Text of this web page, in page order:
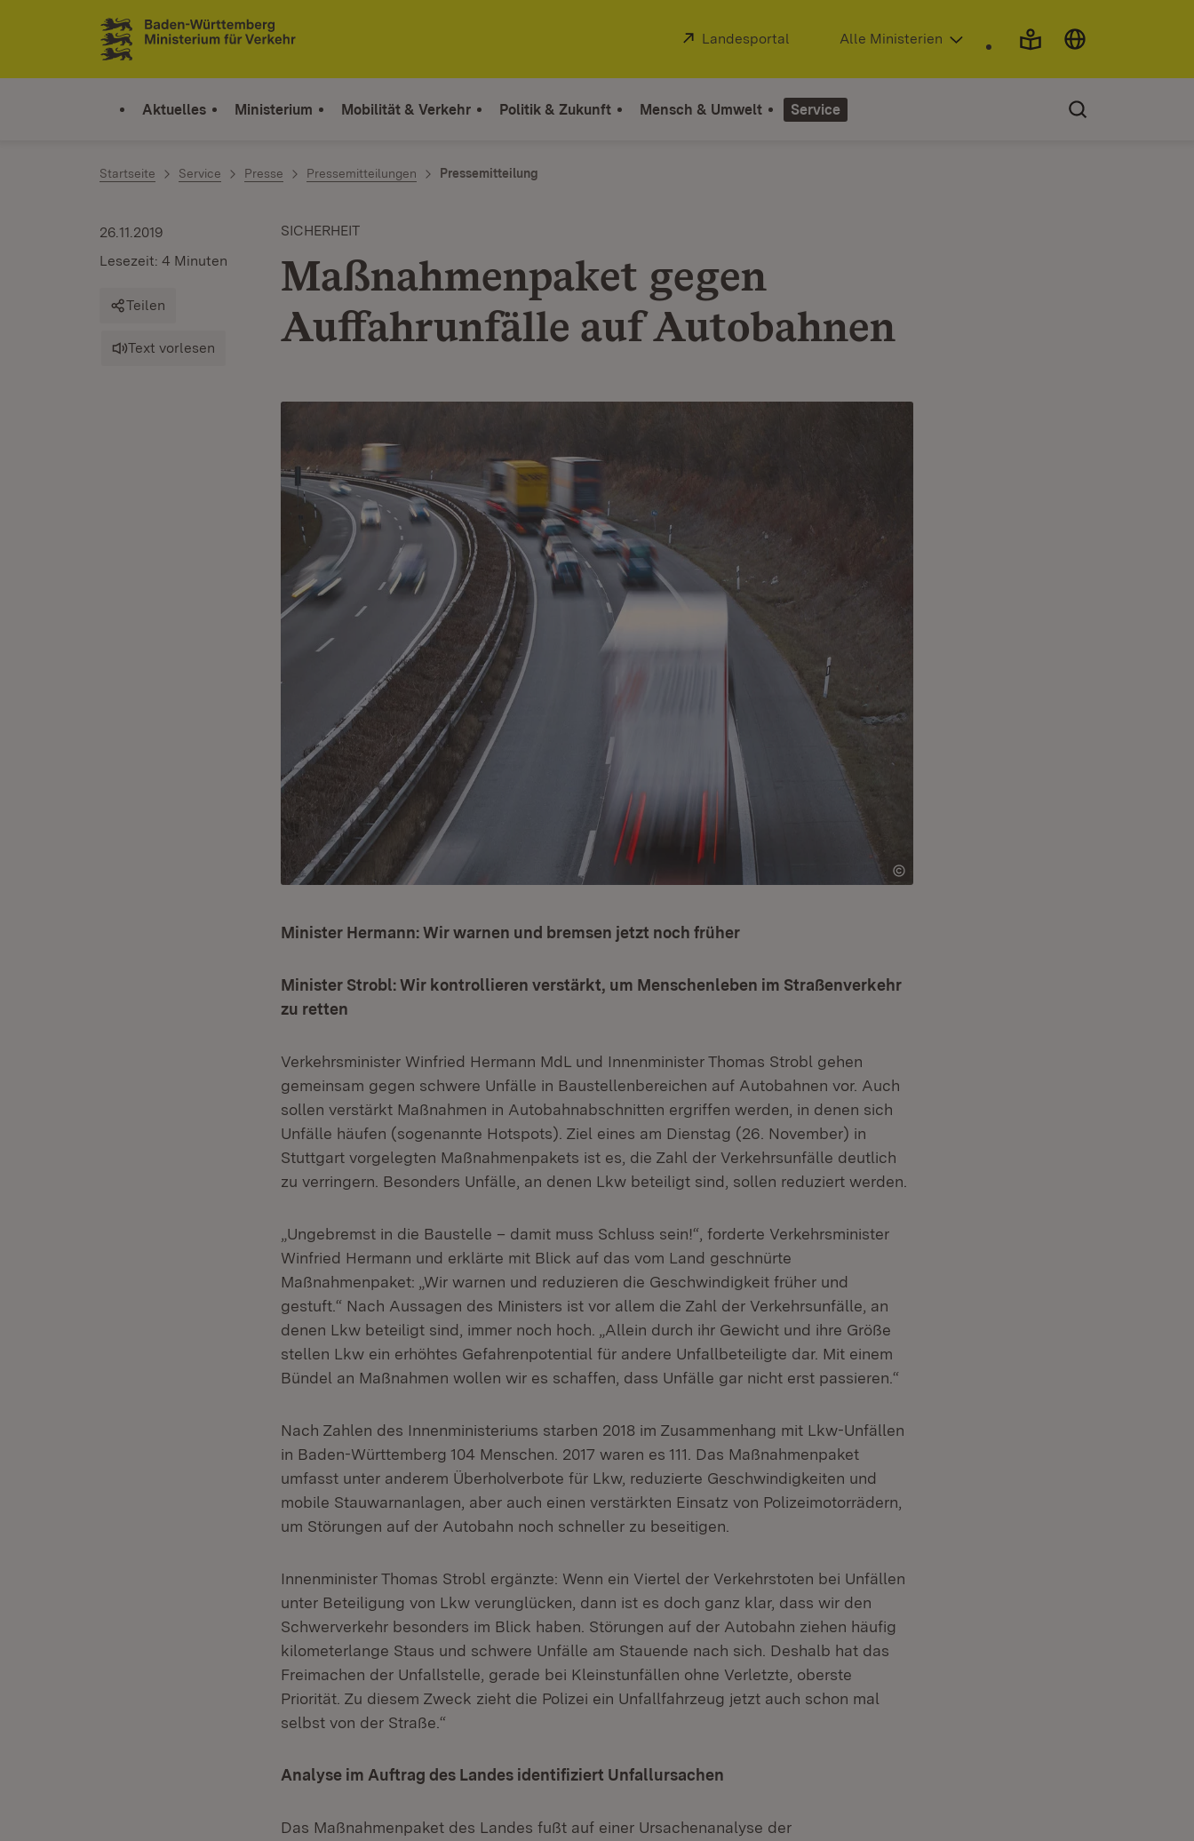
Zum Inhalt springen
Link zur Startseite
Extern:
Landesportal (Öffnet in neuem Fenster)
Alle Ministerien
Aktuelles Ministerium Mobilität & Verkehr Politik & Zukunft Mensch & Umwelt Service
Startseite Service Presse Pressemitteilungen Pressemitteilung
SICHERHEIT
Maßnahmenpaket gegen
Auffahrunfälle auf Autobahnen
26.11.2019
Lesezeit: 4 Minuten
Teilen
Text vorlesen
Minister Hermann: Wir warnen und bremsen jetzt noch früher
Minister Strobl: Wir kontrollieren verstärkt, um Menschenleben im Straßenverkehr
zu retten
Verkehrsminister Winfried Hermann MdL und Innenminister Thomas Strobl gehen
gemeinsam gegen schwere Unfälle in Baustellenbereichen auf Autobahnen vor. Auch
sollen verstärkt Maßnahmen in Autobahnabschnitten ergriffen werden, in denen sich
Unfälle häufen (sogenannte Hotspots). Ziel eines am Dienstag (26. November) in
Stuttgart vorgelegten Maßnahmenpakets ist es, die Zahl der Verkehrsunfälle deutlich
zu verringern. Besonders Unfälle, an denen Lkw beteiligt sind, sollen reduziert werden.
„Ungebremst in die Baustelle – damit muss Schluss sein!“, forderte Verkehrsminister
Winfried Hermann und erklärte mit Blick auf das vom Land geschnürte
Maßnahmenpaket: „Wir warnen und reduzieren die Geschwindigkeit früher und
gestuft.“ Nach Aussagen des Ministers ist vor allem die Zahl der Verkehrsunfälle, an
denen Lkw beteiligt sind, immer noch hoch. „Allein durch ihr Gewicht und ihre Größe
stellen Lkw ein erhöhtes Gefahrenpotential für andere Unfallbeteiligte dar. Mit einem
Bündel an Maßnahmen wollen wir es schaffen, dass Unfälle gar nicht erst passieren.“
Nach Zahlen des Innenministeriums starben 2018 im Zusammenhang mit Lkw-Unfällen
in Baden-Württemberg 104 Menschen. 2017 waren es 111. Das Maßnahmenpaket
umfasst unter anderem Überholverbote für Lkw, reduzierte Geschwindigkeiten und
mobile Stauwarnanlagen, aber auch einen verstärkten Einsatz von Polizeimotorrädern,
um Störungen auf der Autobahn noch schneller zu beseitigen.
Innenminister Thomas Strobl ergänzte: Wenn ein Viertel der Verkehrstoten bei Unfällen
unter Beteiligung von Lkw verunglücken, dann ist es doch ganz klar, dass wir den
Schwerverkehr besonders im Blick haben. Störungen auf der Autobahn ziehen häufig
kilometerlange Staus und schwere Unfälle am Stauende nach sich. Deshalb hat das
Freimachen der Unfallstelle, gerade bei Kleinstunfällen ohne Verletzte, oberste
Priorität. Zu diesem Zweck zieht die Polizei ein Unfallfahrzeug jetzt auch schon mal
selbst von der Straße.“
Analyse im Auftrag des Landes identifiziert Unfallursachen
Das Maßnahmenpaket des Landes fußt auf einer Ursachenanalyse der